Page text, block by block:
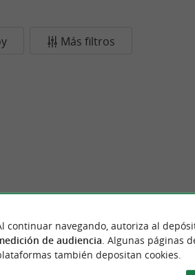
Más filtros
continuar navegando, autoriza al
de audiencia . Algunas páginas
también depositan cookies.